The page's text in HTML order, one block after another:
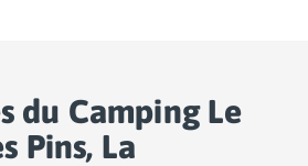
du Camping Le
Pins, La